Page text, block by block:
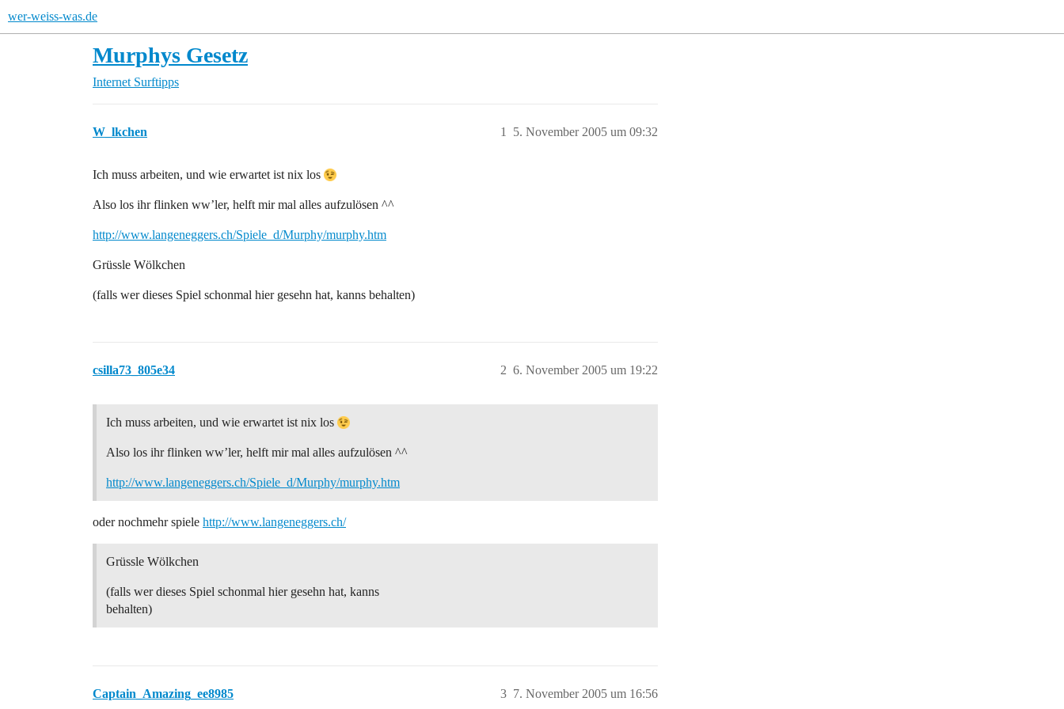
wer-weiss-was.de
Murphys Gesetz
Internet Surftipps
W_lkchen 5. November 2005 um 09:32
1
Ich muss arbeiten, und wie erwartet ist nix los
Also los ihr flinken ww’ler, helft mir mal alles aufzulösen ^^
http://www.langeneggers.ch/Spiele_d/Murphy/murphy.htm
Grüssle Wölkchen
(falls wer dieses Spiel schonmal hier gesehn hat, kanns behalten)
csilla73_805e34 6. November 2005 um 19:22
2
Ich muss arbeiten, und wie erwartet ist nix los
Also los ihr flinken ww’ler, helft mir mal alles aufzulösen ^^
http://www.langeneggers.ch/Spiele_d/Murphy/murphy.htm
oder nochmehr spiele http://www.langeneggers.ch/
Grüssle Wölkchen
(falls wer dieses Spiel schonmal hier gesehn hat, kanns
behalten)
Captain_Amazing_ee8985 7. November 2005 um 16:56
3